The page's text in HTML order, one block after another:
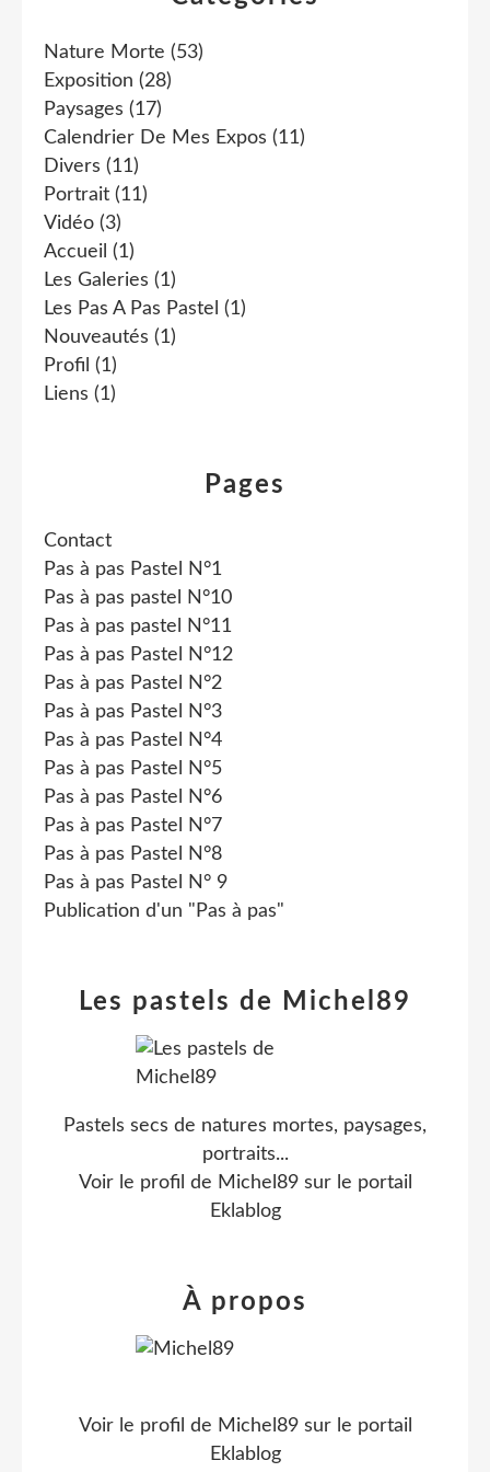
Nature Morte (53)
Exposition (28)
Paysages (17)
Calendrier De Mes Expos (11)
Divers (11)
Portrait (11)
Vidéo (3)
Accueil (1)
Les Galeries (1)
Les Pas A Pas Pastel (1)
Nouveautés (1)
Profil (1)
Liens (1)
Pages
Contact
Pas à pas Pastel N°1
Pas à pas pastel N°10
Pas à pas pastel N°11
Pas à pas Pastel N°12
Pas à pas Pastel N°2
Pas à pas Pastel N°3
Pas à pas Pastel N°4
Pas à pas Pastel N°5
Pas à pas Pastel N°6
Pas à pas Pastel N°7
Pas à pas Pastel N°8
Pas à pas Pastel N° 9
Publication d'un "Pas à pas"
Les pastels de Michel89
Pastels secs de natures mortes, paysages,
portraits...
Voir le profil de Michel89sur le portail
Eklablog
À propos
Voir le profil de Michel89sur le portail
Eklablog